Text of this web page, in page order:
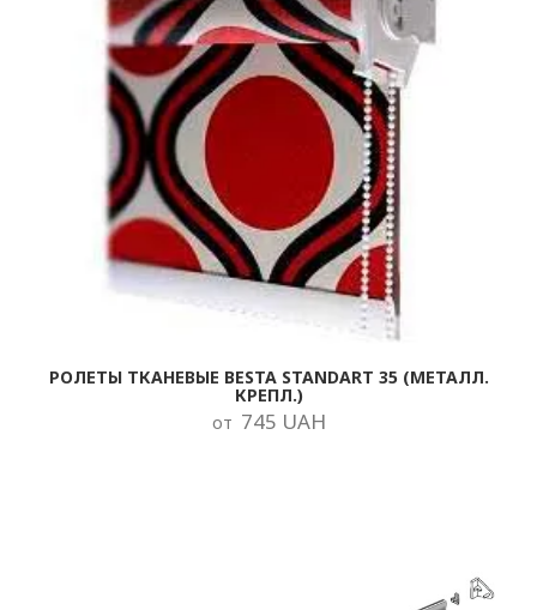
РОЛЕТЫ ТКАНЕВЫЕ BESTA STANDART 35 (МЕТАЛЛ.
КРЕПЛ.)
от 745 UAH